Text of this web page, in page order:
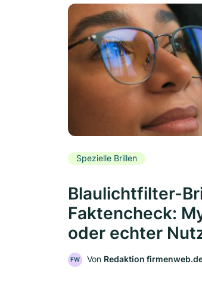
Spezielle Brillen
Blaulichtfilter-
Faktencheck:
oder echter
FW Von Redaktion